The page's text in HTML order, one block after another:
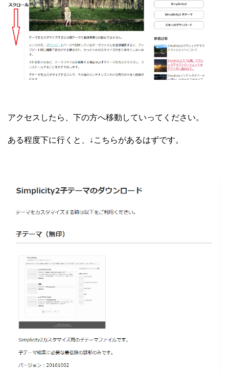
アクセスしたら、下の方へ移動していってください。
ある程度下に行くと、↓こちらがあるはずです。